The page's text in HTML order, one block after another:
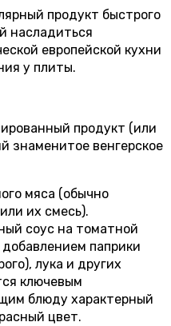
продукт быстрого
насладиться
европейской кухни
у плиты.
продукт (или
знаменитое венгерское
мяса (обычно
их смесь).
соус на томатной
паприки
лука и других
ключевым
блюду характерный
цвет.